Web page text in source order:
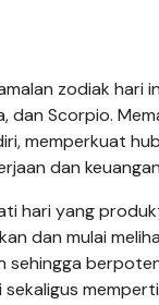
zodiak hari
dan Scorpio.
memperkuat
dan
hari yang
dan mulai
sehingga
sekaligus